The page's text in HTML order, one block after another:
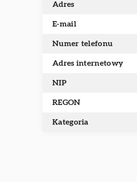
Adres
E-mail
Numer telefonu
Adres internetowy
NIP
REGON
Kategoria